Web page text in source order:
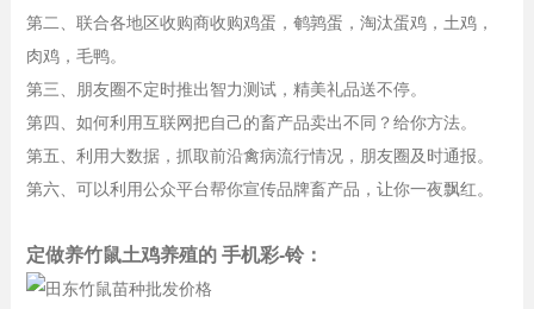
第二、联合各地区收购商收购鸡蛋，鹌鹑蛋，淘汰蛋鸡，土鸡，
肉鸡，毛鸭。
第三、朋友圈不定时推出智力测试，精美礼品送不停。
第四、如何利用互联网把自己的畜产品卖出不同？给你方法。
第五、利用大数据，抓取前沿禽病流行情况，朋友圈及时通报。
第六、可以利用公众平台帮你宣传品牌畜产品，让你一夜飘红。
定做养竹鼠土鸡养殖的 手机彩-铃：